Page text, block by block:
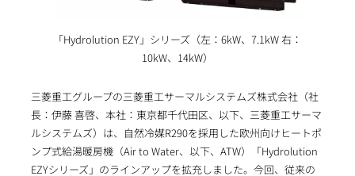
「Hydrolution EZY」シリーズ（左：6kW、7.1kW 右：
10kW、14kW）
三菱重工グループの三菱重工サーマルシステムズ株式会社（社
長：伊藤 喜啓、本社：東京都千代田区、以下、三菱重工サーマ
ルシステムズ）は、自然冷媒R290を採用した欧州向けヒートポ
ンプ式給湯暖房機（Air to Water、以下、ATW）「Hydrolution
EZYシリーズ」のラインアップを拡充しました。今回、従来の